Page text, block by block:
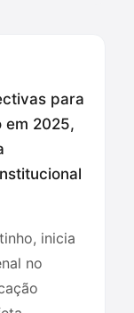
para
em 2025,
inicia
no